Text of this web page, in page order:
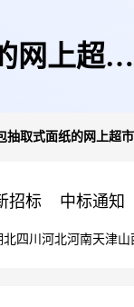
网上超市
抽取式面纸的网上超
招标 中标通知
北四川 河北河南天津山